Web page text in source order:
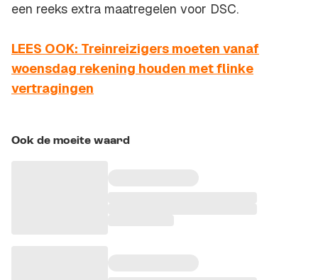
een reeks extra maatregelen voor DSC.
LEES OOK: Treinreizigers moeten vanaf
woensdag rekening houden met flinke
vertragingen
Ook de moeite waard